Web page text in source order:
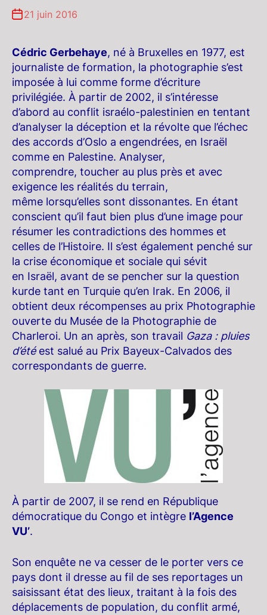
21 juin 2016
Cédric Gerbehaye, né à Bruxelles en 1977, est
journaliste de formation, la photographie s’est
imposée à lui comme forme d’écriture
privilégiée. À partir de 2002, il s’intéresse
d’abord au conflit israélo-palestinien en tentant
d’analyser la déception et la révolte que l’échec
des accords d’Oslo a engendrées, en Israël
comme en Palestine. Analyser,
comprendre, toucher au plus près et avec
exigence les réalités du terrain,
même lorsqu’elles sont dissonantes. En étant
conscient qu’il faut bien plus d’une image pour
résumer les contradictions des hommes et
celles de l’Histoire. Il s’est également penché sur
la crise économique et sociale qui sévit
en Israël, avant de se pencher sur la question
kurde tant en Turquie qu’en Irak. En 2006, il
obtient deux récompenses au prix Photographie
ouverte du Musée de la Photographie de
Charleroi. Un an après, son travail Gaza : pluies
d’étéest salué au Prix Bayeux-Calvados des
correspondants de guerre.
À partir de 2007, il se rend en République
démocratique du Congo et intègre l’Agence
VU’.
Son enquête ne va cesser de le porter vers ce
pays dont il dresse au fil de ses reportages un
saisissant état des lieux, traitant à la fois des
déplacements de population, du conflit armé,